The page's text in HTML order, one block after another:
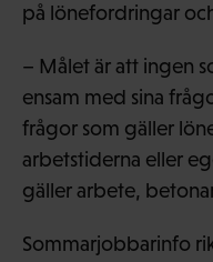
på lönefordringar
– Målet är att ingen
ensam med sina
frågor som gäller
arbetstiderna eller
gäller arbete,
Sommarjobbarinfo